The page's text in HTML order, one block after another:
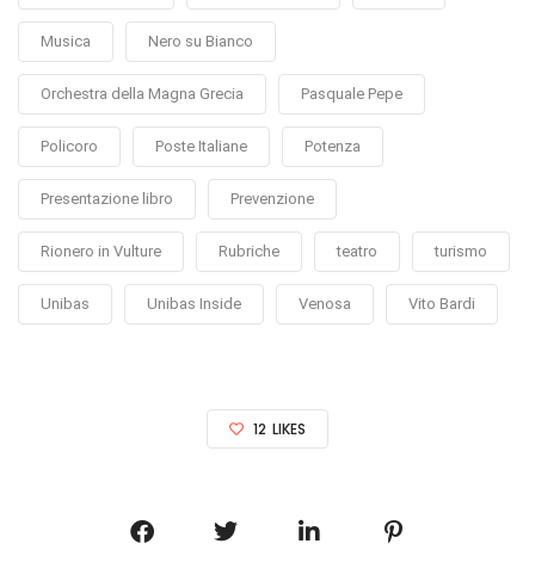
Musica Nero su Bianco
Orchestra della Magna Grecia Pasquale Pepe
Policoro Poste Italiane Potenza
Presentazione libro Prevenzione
Rionero in Vulture Rubriche teatro turismo
Unibas Unibas Inside Venosa Vito Bardi
12 LIKES